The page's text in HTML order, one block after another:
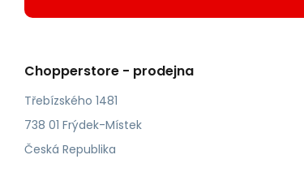
Chopperstore - prodejna
Třebízského 1481
738 01 Frýdek-Místek
Česká Republika